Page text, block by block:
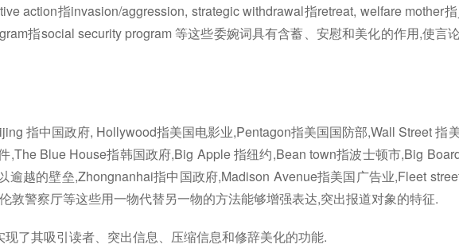
action指invasion/aggression, strategic withdrawal指retreat, welfare mother
指social security program 等这些委婉词具有含蓄、安慰和美化的作用,使言论
指中国政府, Hollywood指美国电影业,Pentagon指美国国防部,Wall Street 指
,The Blue House指韩国政府,Big Apple 指纽约,Bean town指波士顿市,Big
逾越的壁垒,Zhongnanhai指中国政府,Madison Avenue指美国广告业,Fleet
敦警察厅等这些用一物代替另一物的方法能够增强表达,突出报道对象的特征.
了其吸引读者、突出信息、压缩信息和修辞美化的功能.